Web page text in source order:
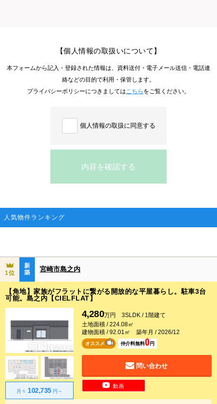
【個人情報の取扱いについて】
本フォームから記入・登録された情報は、資料送付・電子メール送信・電話連
絡などの目的で利用・保管します。
プライバシーポリシーにつきましてはこちら をご覧ください。
個人情報の取扱に同意する
内容を確認する
人気物件ランキング
1位
【角地】家族がフラットに繋がる開放的な平屋暮らし。駐車3台
可能。島之内【CIELFLAT】
月々 102,735円～
オススメ 仲介料無料0 円
動画
新
築
宮崎市島之内
4,280万円 3SLDK / 1階建て
土地面積 / 224.08㎡
建物面積 / 92.01㎡ 築年月 / 2026/12
問い合わせ